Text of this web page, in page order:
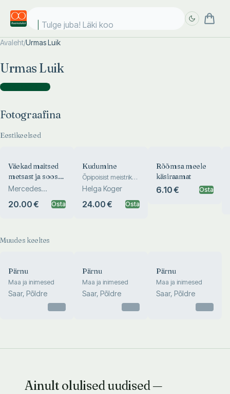
Tulge juba! Läki kool
Avaleht/Urmas Luik
Urmas Luik
Fotograafina )
Fotograafina
Eestikeelsed
Väekad maitsed
metsast ja soost,
aiast ja aia tagant
Mercedes
20.00 € Osta
Kudumine
Õpipoisist meistriks
III
Helga Koger
24.00 € Osta
Rõõmsa meele
käsiraamat
6.10 € Osta
Muudes keeltes
Pärnu
Maa ja inimesed
Saar, Põldre
Pärnu
Maa ja inimesed
Saar, Põldre
Pärnu
Maa ja inimesed
Saar, Põldre
Ainult olulised uudised —